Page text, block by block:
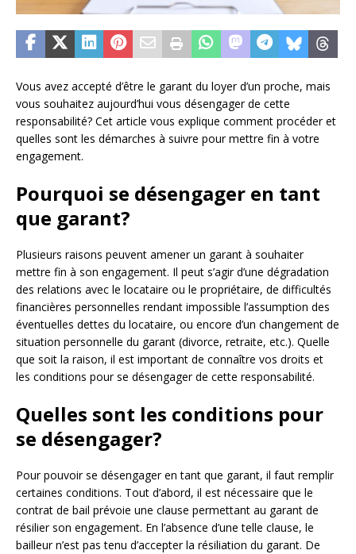
Vous avez accepté d’être le garant du loyer d’un proche, mais
vous souhaitez aujourd’hui vous désengager de cette
responsabilité? Cet article vous explique comment procéder et
quelles sont les démarches à suivre pour mettre fin à votre
engagement.
Pourquoi se désengager en tant
que garant?
Plusieurs raisons peuvent amener un garant à souhaiter
mettre fin à son engagement. Il peut s’agir d’une dégradation
des relations avec le locataire ou le propriétaire, de difficultés
financières personnelles rendant impossible l’assumption des
éventuelles dettes du locataire, ou encore d’un changement de
situation personnelle du garant (divorce, retraite, etc.). Quelle
que soit la raison, il est important de connaître vos droits et
les conditions pour se désengager de cette responsabilité.
Quelles sont les conditions pour
se désengager?
Pour pouvoir se désengager en tant que garant, il faut remplir
certaines conditions. Tout d’abord, il est nécessaire que le
contrat de bail prévoie une clause permettant au garant de
résilier son engagement. En l’absence d’une telle clause, le
bailleur n’est pas tenu d’accepter la résiliation du garant. De